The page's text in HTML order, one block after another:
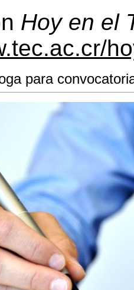
Hoy en el
para